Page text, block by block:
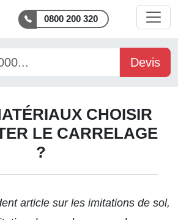
0800 200 320
Devis
CHOISIR
LE CARRELAGE
?
article sur les imitations de sol,